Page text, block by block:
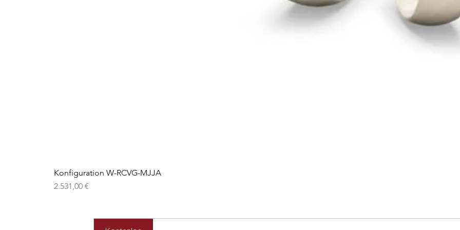
Konfiguration W-RCVG-MJJA
Preis
2.531,00 €